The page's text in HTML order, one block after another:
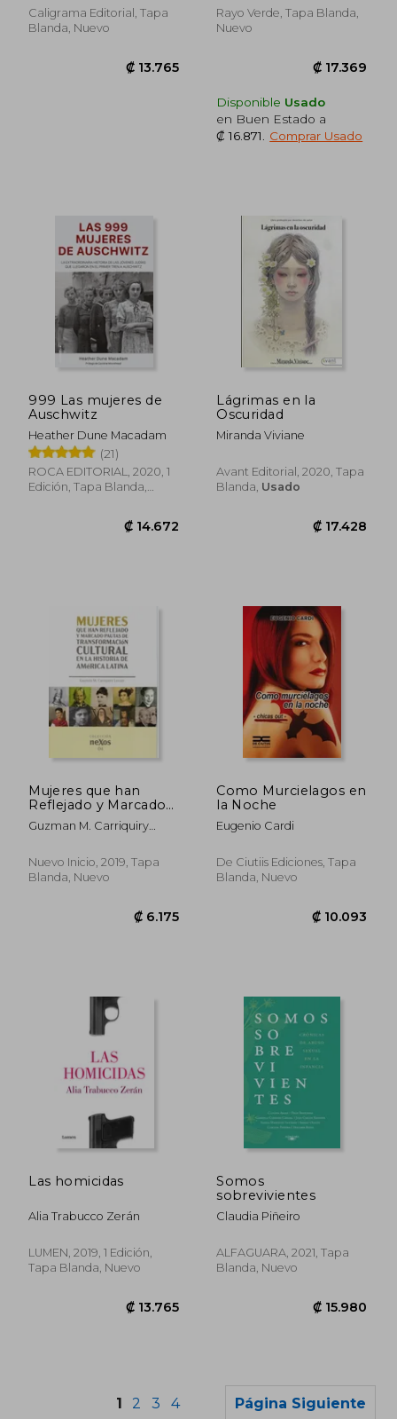
₡ 14.622
₡ 18.104
Caligrama Editorial, Tapa
Blanda, Nuevo
Rayo Verde, Tapa Blanda,
Nuevo
Disponible Usado
en Buen Estado a
₡ 16.871
Comprar Usado
999 Las mujeres de
Auschwitz
Heather Dune Macadam
(21)
ROCA EDITORIAL, 2020, 1
Edición, Tapa Blanda,
Lágrimas en la
Oscuridad
Miranda Viviane
Avant Editorial, 2020, Tapa
Blanda, Usado
Mujeres que han
Reflejado y Marcado
Pautas de
Transformacion
de America Latina
Guzman M. Carriquiry
Nuevo Inicio, 2019, Tapa
Blanda, Nuevo
Como Murcielagos en
la Noche
Eugenio Cardi
De Ciutiis Ediciones, Tapa
Blanda, Nuevo
Las homicidas
Alia Trabucco Zerán
LUMEN, 2019, 1 Edición,
Tapa Blanda, Nuevo
Somos
sobrevivientes
Claudia Piñeiro
ALFAGUARA, 2021, Tapa
Blanda, Nuevo
1 2 3 4 Página Siguiente